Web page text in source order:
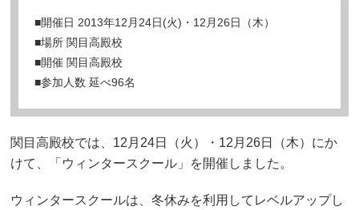
■開催日 2013年12月24日(火)・12月26日（木）
■場所 関目高殿校
■開催 関目高殿校
■参加人数 延べ96名
関目高殿校では、12月24日（火）・12月26日（木）にか
けて、「ウィンタースクール」を開催しました。
ウィンタースクールは、冬休みを利用して レベルアップし